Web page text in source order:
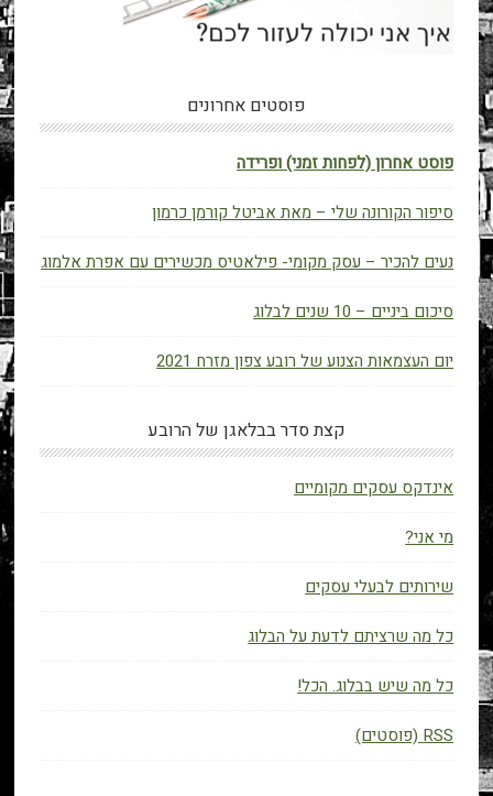
פוסטים אחרונים
פוסט אחרון (לפחות זמני) ופרידה
סיפור הקורונה שלי – מאת אביטל קורמן כרמון
נעים להכיר – עסק מקומי- פילאטיס מכשירים עם אפרת אלמוג
סיכום ביניים – 10 שנים לבלוג
יום העצמאות הצנוע של רובע צפון מזרח 2021
קצת סדר בבלאגן של הרובע
אינדקס עסקים מקומיים
מי אני?
שירותים לבעלי עסקים
כל מה שרציתם לדעת על הבלוג
כל מה שיש בבלוג. הכל!
RSS (פוסטים)